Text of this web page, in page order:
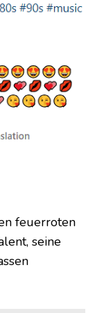
feuerroten
seine